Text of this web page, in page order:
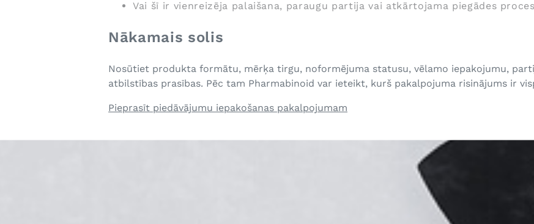
Vai šī ir vienreizēja palaišana, paraugu partija vai atkārtojama piegādes
Nākamais solis
Nosūtiet produkta formātu, mērķa tirgu, noformējuma statusu, vēlamo iepakojumu,
atbilstības prasības. Pēc tam Pharmabinoid var ieteikt, kurš pakalpojuma risinājums ir
Pieprasīt piedāvājumu iepakošanas pakalpojumam